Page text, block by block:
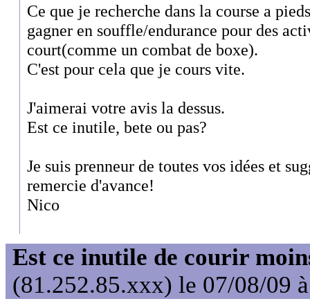
Ce que je recherche dans la course a
gagner en souffle/endurance pour des
court(comme un combat de boxe).
C'est pour cela que je cours vite.
J'aimerai votre avis la dessus.
Est ce inutile, bete ou pas?
Je suis prenneur de toutes vos idées et
remercie d'avance!
Nico
Est ce inutile de courir
(81.252.85.xxx) le 07/08/09